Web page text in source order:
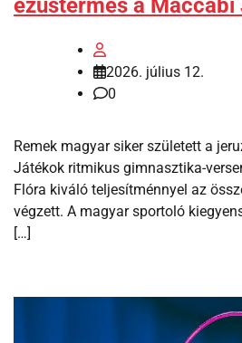
ezüstérmes a
2026. július 12.
0
Remek magyar siker született a
Játékok ritmikus gimnasztika-
Flóra kiváló teljesítménnyel az
végzett. A magyar sportoló
[…]